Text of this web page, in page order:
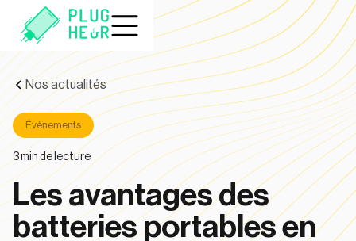
Nos actualités
Évènements
3min de lecture
Les avantages des
batteries portables en